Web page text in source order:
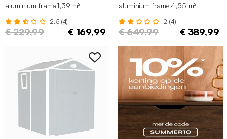
aluminium frame 1,39 m²
2.5 (4)
€ 229,99 € 169,99
aluminium frame 4,55 m²
2 (4)
€ 649,99 € 389,99